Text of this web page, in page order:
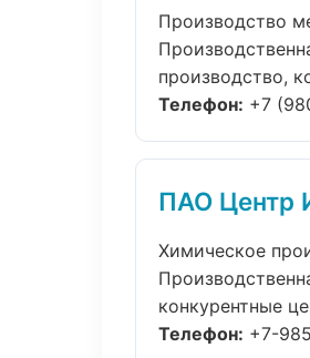
Производство
производство,
Телефон: +7
ПАО Центр
Химическое
конкурентные
Телефон: +7-